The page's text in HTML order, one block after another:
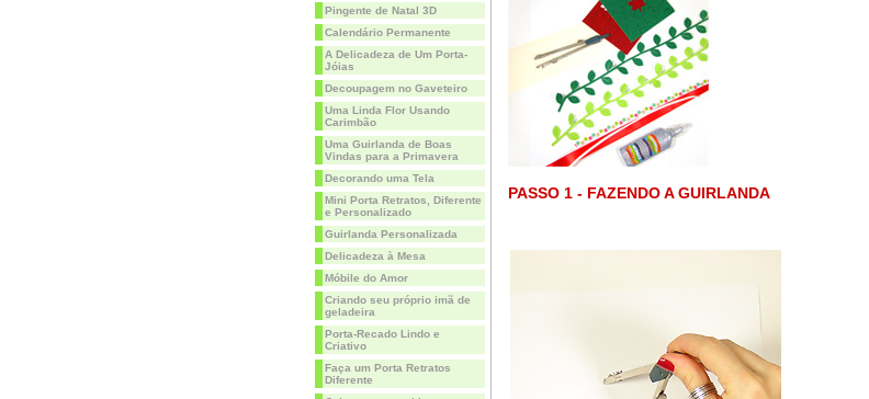
Pingente de Natal 3D
Calendário Permanente
A Delicadeza de Um Porta-
Jóias
Decoupagem no Gaveteiro
Uma Linda Flor Usando
Carimbão
Uma Guirlanda de Boas
Vindas para a Primavera
Decorando uma Tela
Mini Porta Retratos, Diferente
e Personalizado
Guirlanda Personalizada
Delicadeza à Mesa
Móbile do Amor
Criando seu próprio imã de
geladeira
Porta-Recado Lindo e
Criativo
Faça um Porta Retratos
Diferente
PASSO 1 - FAZENDO A GUIRLANDA